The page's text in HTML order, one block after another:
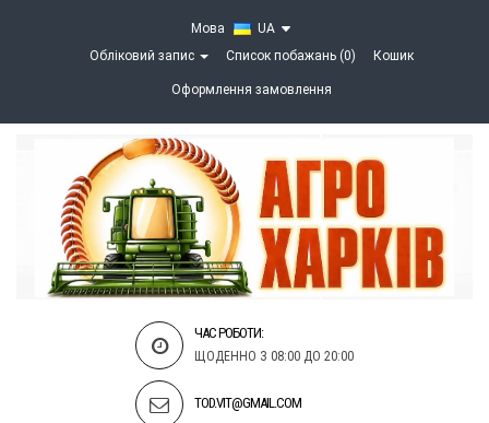
Мова
UA
Обліковий запис
Список побажань (0) Кошик
Оформлення замовлення
ЧАС РОБОТИ:
ЩОДЕННО З 08:00 ДО 20:00
TOD.VIT@GMAIL.COM